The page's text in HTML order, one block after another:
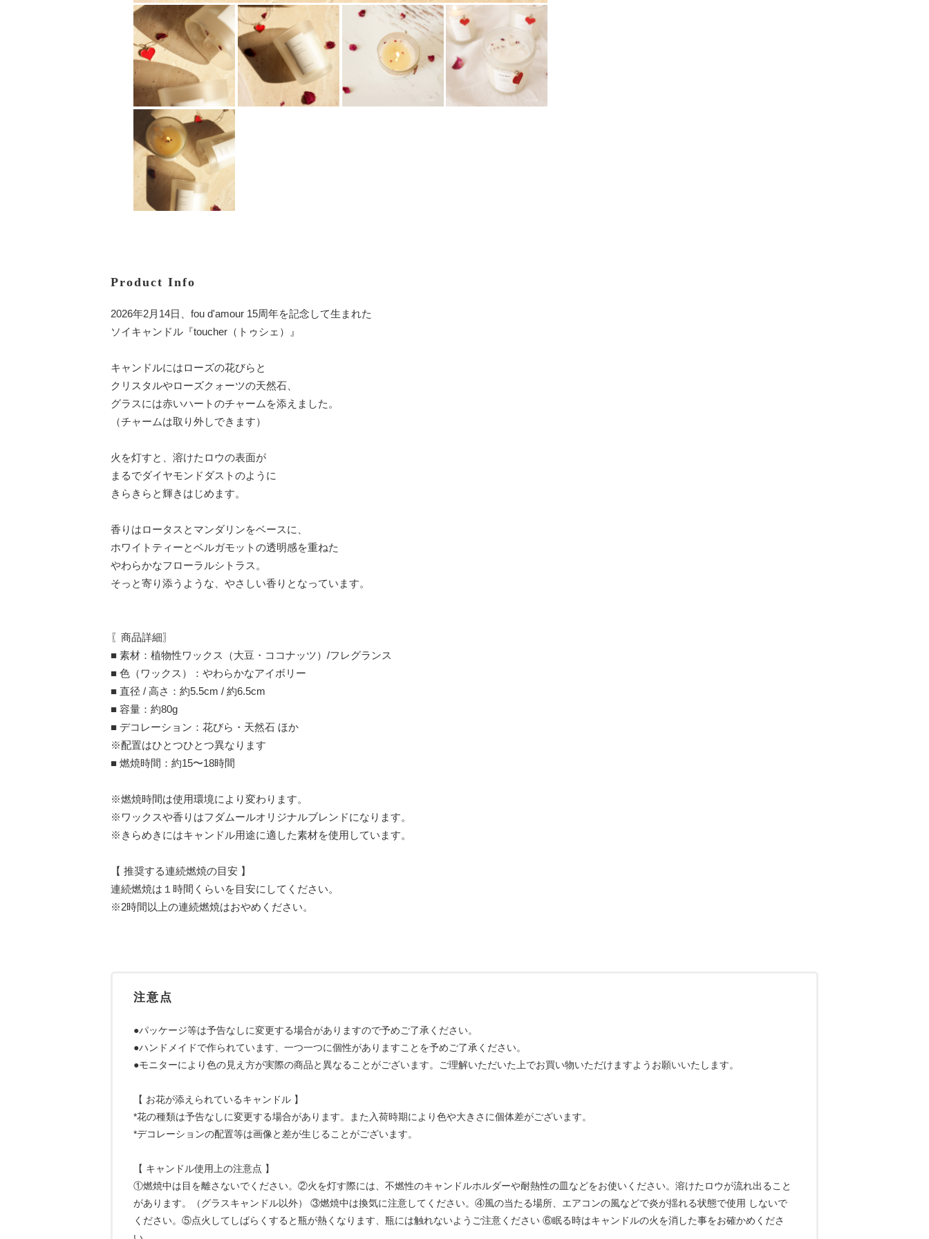
Product Info
2026年2月14日、fou d'amour 15周年を記念して生まれた
ソイキャンドル『toucher（トゥシェ）』
キャンドルにはローズの花びらと
クリスタルやローズクォーツの天然石、
グラスには赤いハートのチャームを添えました。
（チャームは取り外しできます）
火を灯すと、溶けたロウの表面が
まるでダイヤモンドダストのように
きらきらと輝きはじめます。
香りはロータスとマンダリンをベースに、
ホワイトティーとベルガモットの透明感を重ねた
やわらかなフローラルシトラス。
そっと寄り添うような、やさしい香りとなっています。
〖商品詳細〗
■ 素材：植物性ワックス（大豆・ココナッツ）/フレグランス
■ 色（ワックス）：やわらかなアイボリー
■ 直径 / 高さ：約5.5cm / 約6.5cm
■ 容量：約80g
■ デコレーション：花びら・天然石 ほか
※配置はひとつひとつ異なります
■ 燃焼時間：約15〜18時間
※燃焼時間は使用環境により変わります。
※ワックスや香りはフダムールオリジナルブレンドになります。
※きらめきにはキャンドル用途に適した素材を使用しています。
【 推奨する連続燃焼の目安 】
連続燃焼は１時間くらいを目安にしてください。
※2時間以上の連続燃焼はおやめください。
注意点
●パッケージ等は予告なしに変更する場合がありますので予めご了承ください。
●ハンドメイドで作られています、一つ一つに個性がありますことを予めご了承ください。
●モニターにより色の見え方が実際の商品と異なることがございます。ご理解いただいた上でお買い物いただけますようお願いいたします。
【 お花が添えられているキャンドル 】
*花の種類は予告なしに変更する場合があります。また入荷時期により色や大きさに個体差がございます。
*デコレーションの配置等は画像と差が生じることがございます。
【 キャンドル使用上の注意点 】
①燃焼中は目を離さないでください。②火を灯す際には、不燃性のキャンドルホルダーや耐熱性の皿などをお使いください。溶けたロウが流れ出ること
があります。（グラスキャンドル以外） ③燃焼中は換気に注意してください。④風の当たる場所、エアコンの風などで炎が揺れる状態で使用 しないで
ください。⑤点火してしばらくすると瓶が熱くなります、瓶には触れないようご注意ください ⑥眠る時はキャンドルの火を消した事をお確かめくださ